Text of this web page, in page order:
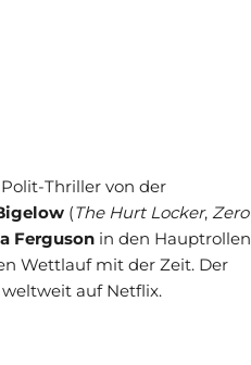
Thriller von der
(The Hurt Locker, Zero
Ferguson in den Hauptrollen
Wettlauf mit der Zeit. Der
weltweit auf Netflix.